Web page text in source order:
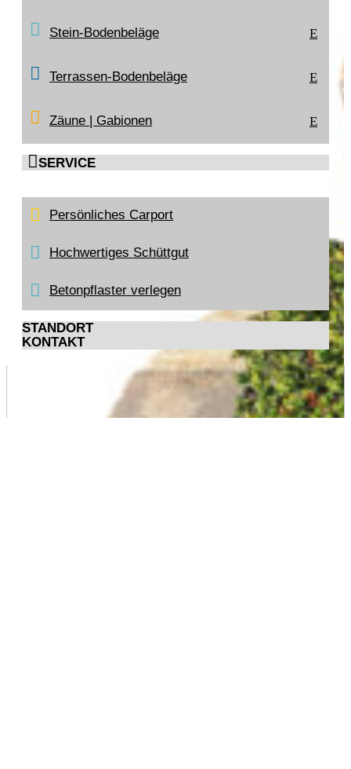
Stein-Bodenbeläge E
Terrassen-Bodenbeläge E
Zäune | Gabionen E
SERVICE
Persönliches Carport
Hochwertiges Schüttgut
Betonpflaster verlegen
STANDORT
KONTAKT